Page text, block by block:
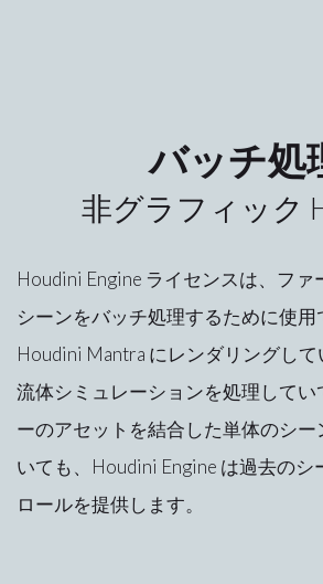
バッチ処
非グラフィック
Houdini Engine ライセンスは、ファ
シーンをバッチ処理するために使用
Houdini Mantra にレンダリングし
流体シミュレーションを処理してい
ーのアセットを結合した単体のシー
いても、Houdini Engine は過去のシ
ロールを提供します。